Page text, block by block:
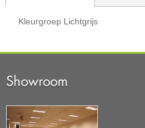
Kleurgroep Lichtgrijs
Showroom